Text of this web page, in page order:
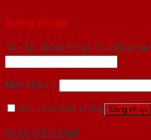
Đăng nhập
Tên tài khoản hoặc địa chỉ email
Mật khẩu *
Ghi nhớ mật khẩu
Đăng nhập
Quên mật khẩu?